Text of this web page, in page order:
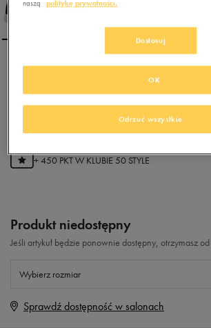
ADIDAS LITE RACER
89,99złz Vat
+ 450 PKT W KLUBIE 50 STYLE
Produkt niedostępny
Jeśli artykuł będzie ponownie dostępny, otrzymasz
Wybierz rozmiar
Rozmiary EU
Sprawdź dostępność w salonach
naszą
politykę prywatności.
Dostosuj
Odrzuć wszystkie
OK